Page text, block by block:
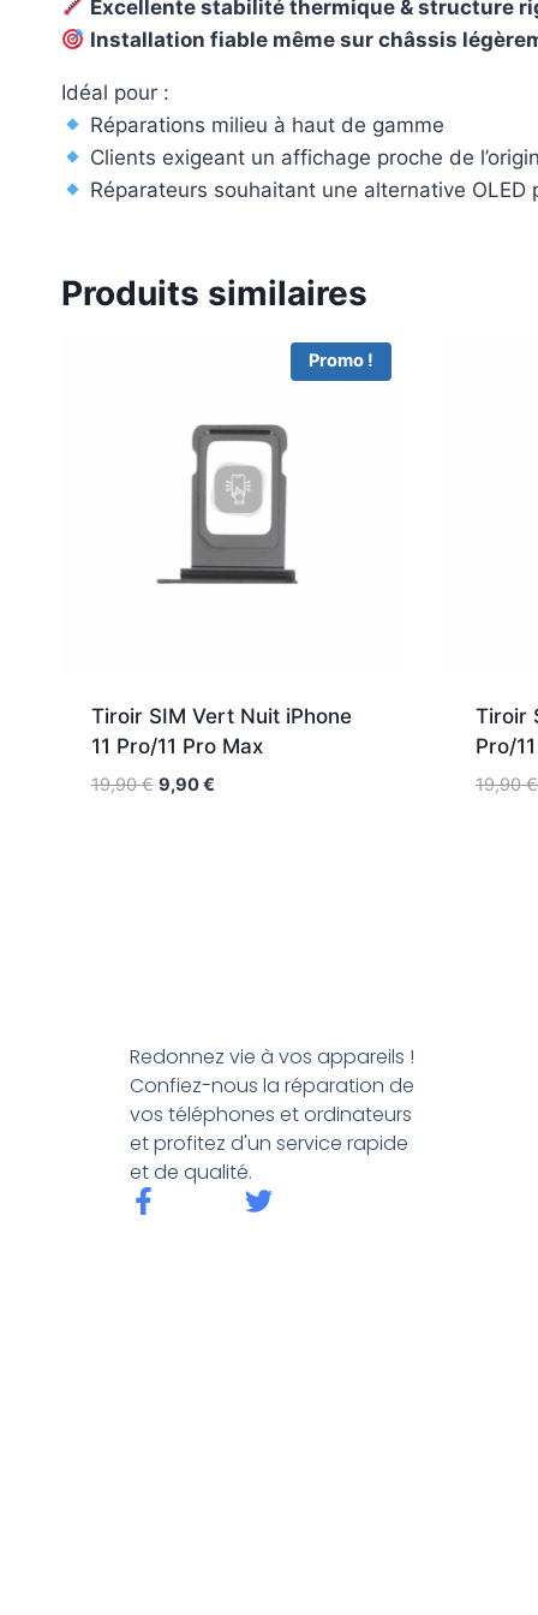
Excellente stabilité thermique & structure
Installation fiable même sur châssis
Idéal pour :
Réparations milieu à haut de gamme
Clients exigeant un affichage proche de
Réparateurs souhaitant une alternative OLED
Produits similaires
Promo !
Tiroir SIM Vert Nuit iPhone
11 Pro/11 Pro Max
19,90€ 9,90€
Tiroir
Pro/
19,90€
Redonnez vie à vos appareils !
Confiez-nous la réparation de
vos téléphones et ordinateurs
et profitez d'un service rapide
et de qualité.